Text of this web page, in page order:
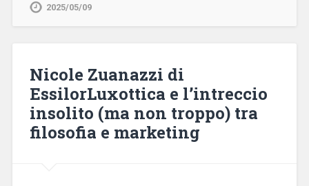
2025/05/09
Nicole Zuanazzi di
EssilorLuxottica e l’intreccio
insolito (ma non troppo) tra
filosofia e marketing